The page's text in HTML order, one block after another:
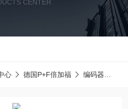
CENTER
心 德国P+F倍加福 编码器